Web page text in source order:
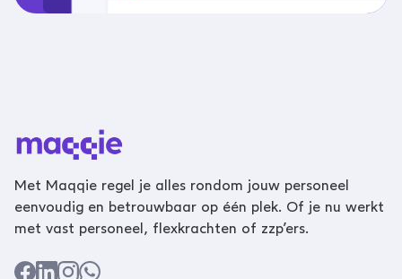
Met Maqqie regel je alles rondom jouw personeel
eenvoudig en betrouwbaar op één plek. Of je nu werkt
met vast personeel, flexkrachten of zzp’ers.